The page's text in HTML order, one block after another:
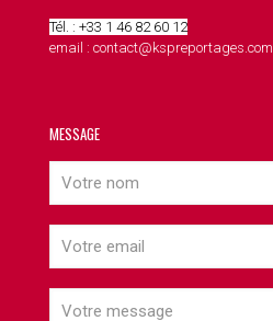
Tél. : +33 1 46 82 60 12
email : contact@kspreportages.com
MESSAGE